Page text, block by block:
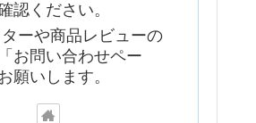
認ください。
ーや商品レビューの
お問い合わせペー
願いします。